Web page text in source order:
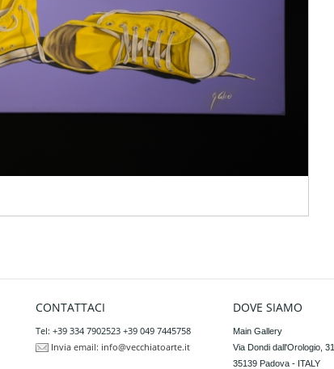
CONTATTACI
Tel: +39 334 7902523 +39 049 7445758
Invia email: info@vecchiatoarte.it
DOVE SIAMO
Main Gallery
Via Dondi dall'Orologio, 31
35139 Padova - ITALY